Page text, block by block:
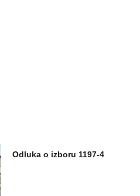
Odluka o izboru 1197-4